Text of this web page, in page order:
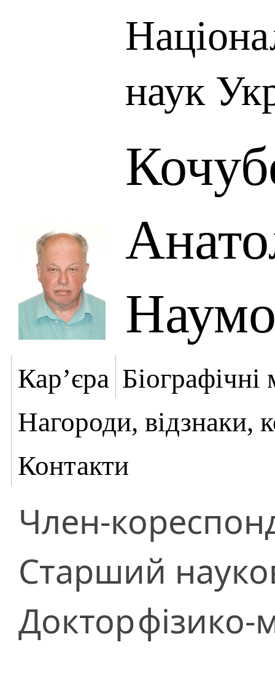
наук
Кар’єра Біографічні
Нагороди, відзнаки,
Контакти
Член-
Старший
Доктор